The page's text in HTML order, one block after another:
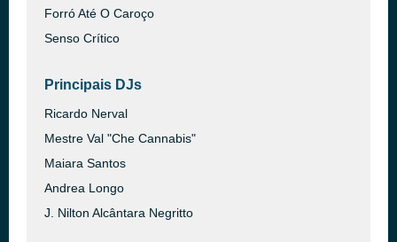
Forró Até O Caroço
Senso Crítico
Principais DJs
Ricardo Nerval
Mestre Val "Che Cannabis"
Maiara Santos
Andrea Longo
J. Nilton Alcântara Negritto